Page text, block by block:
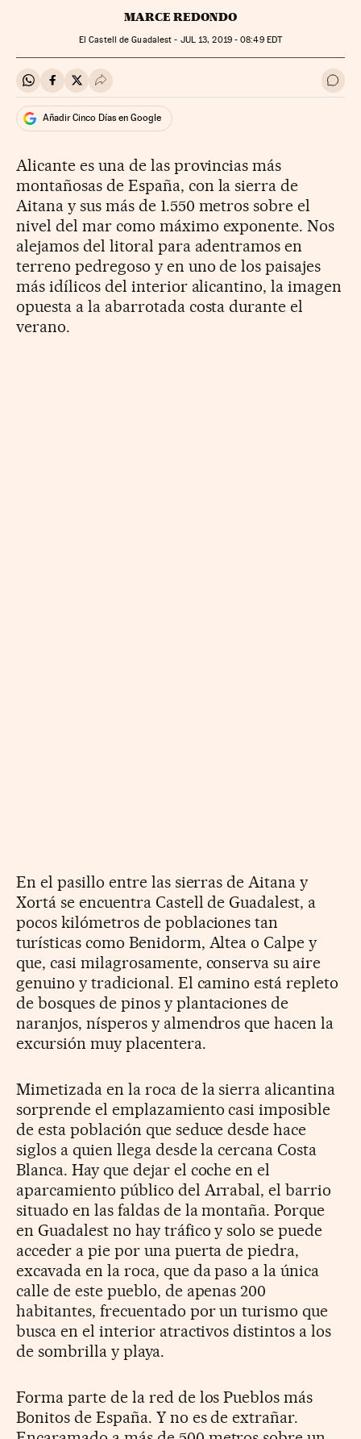
MARCE REDONDO
El Castell de Guadalest - JUL13, 2019 - 08:49EDT
Compartir en Whatsapp
Compartir en Facebook
Compartir en Twitter
Desplegar Redes Sociales Ir a
Añadir Cinco Días en Google
Alicante es una de las provincias más
montañosas de España, con la sierra de
Aitana y sus más de 1.550 metros sobre el
nivel del mar como máximo exponente. Nos
alejamos del litoral para adentramos en
terreno pedregoso y en uno de los paisajes
más idílicos del interior alicantino, la imagen
opuesta a la abarrotada costa durante el
verano.
En el pasillo entre las sierras de Aitana y
Xortá se encuentra Castell de Guadalest, a
pocos kilómetros de poblaciones tan
turísticas como Benidorm, Altea o Calpe y
que, casi milagrosamente, conserva su aire
genuino y tradicional. El camino está repleto
de bosques de pinos y plantaciones de
naranjos, nísperos y almendros que hacen la
excursión muy placentera.
Mimetizada en la roca de la sierra alicantina
sorprende el emplazamiento casi imposible
de esta población que seduce desde hace
siglos a quien llega desde la cercana Costa
Blanca. Hay que dejar el coche en el
aparcamiento público del Arrabal, el barrio
situado en las faldas de la montaña. Porque
en Guadalest no hay tráfico y solo se puede
acceder a pie por una puerta de piedra,
excavada en la roca, que da paso a la única
calle de este pueblo, de apenas 200
habitantes, frecuentado por un turismo que
busca en el interior atractivos distintos a los
de sombrilla y playa.
Forma parte de la red de los Pueblos más
Bonitos de España. Y no es de extrañar.